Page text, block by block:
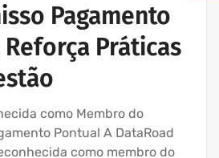
Pagamento
Práticas
como Membro do
Pontual A DataRoad
como membro do